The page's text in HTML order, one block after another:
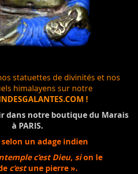
statuettes de divinités et nos
himalayens sur notre
!
dans notre boutique du Marais
à PARIS.
un adage indien
c’est Dieu, sion le
c’estune pierre ».